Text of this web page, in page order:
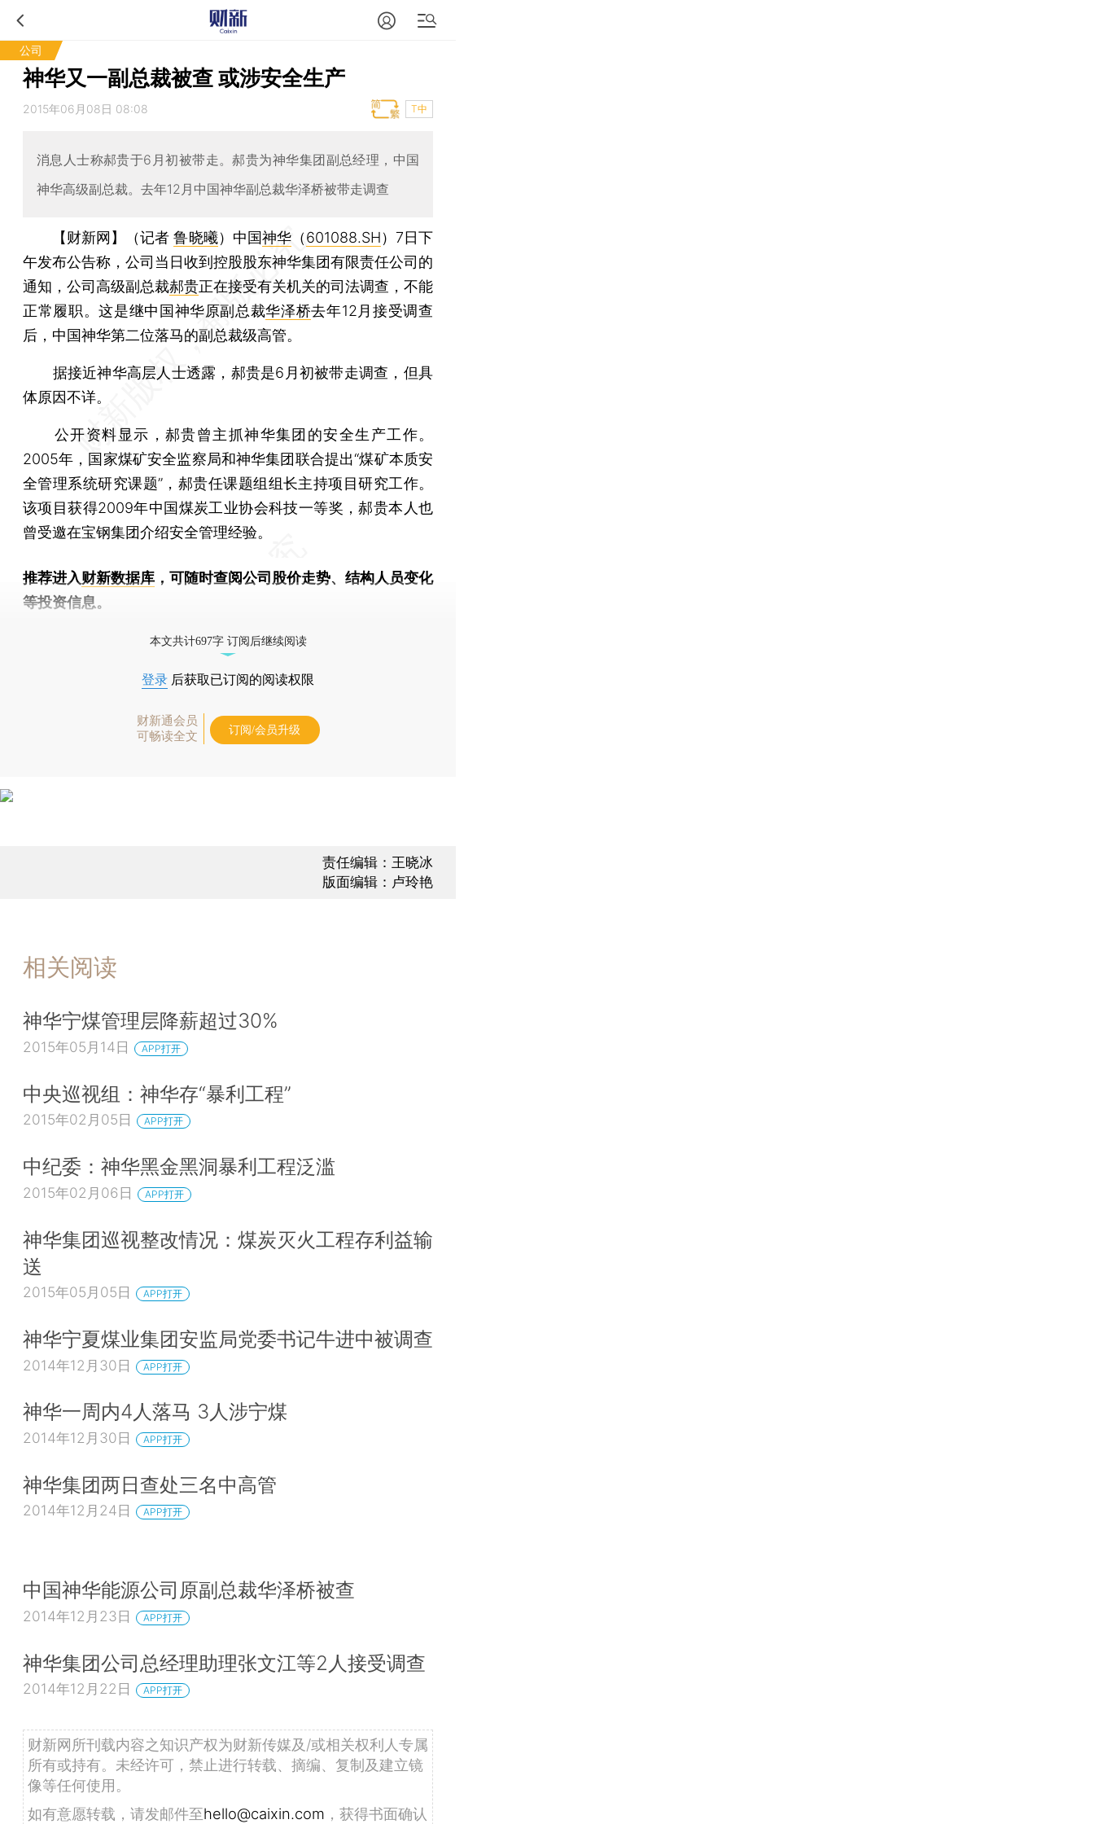
公司
神华又一副总裁被查 或涉安全生产
2015年06月08日 08:08 T中
消息人士称郝贵于6月初被带走。郝贵为神华集团副总经理，中国
神华高级副总裁。去年12月中国神华副总裁华泽桥被带走调查
【财新网】（记者鲁晓曦） 中国神华（601088.SH）7日下
午发布公告称，公司当日收到控股股东神华集团有限责任公司的
通知，公司高级副总裁郝贵正在接受有关机关的司法调查，不能
正常履职。这是继中国神华原副总裁华泽桥去年12月接受调查
后，中国神华第二位落马的副总裁级高管。
据接近神华高层人士透露，郝贵是6月初被带走调查，但具
体原因不详。
公开资料显示，郝贵曾主抓神华集团的安全生产工作。
2005年，国家煤矿安全监察局和神华集团联合提出“煤矿本质安
全管理系统研究课题”，郝贵任课题组组长主持项目研究工作。
该项目获得2009年中国煤炭工业协会科技一等奖，郝贵本人也
曾受邀在宝钢集团介绍安全管理经验。
推荐进入财新数据库 ，可随时查阅公司股价走势、结构人员变化
等投资信息。
本文共计697字 订阅后继续阅读
登录 后获取已订阅的阅读权限
财新通会员
可畅读全文
订阅/会员升级
责任编辑：王晓冰
版面编辑：卢玲艳
相关阅读
神华宁煤管理层降薪超过30%
2015年05月14日 APP打开
中央巡视组：神华存“暴利工程”
2015年02月05日 APP打开
中纪委：神华黑金黑洞暴利工程泛滥
2015年02月06日 APP打开
神华集团巡视整改情况：煤炭灭火工程存利益输
送
2015年05月05日 APP打开
神华宁夏煤业集团安监局党委书记牛进中被调查
2014年12月30日 APP打开
神华一周内4人落马 3人涉宁煤
2014年12月30日 APP打开
神华集团两日查处三名中高管
2014年12月24日 APP打开
中国神华能源公司原副总裁华泽桥被查
2014年12月23日 APP打开
神华集团公司总经理助理张文江等2人接受调查
2014年12月22日 APP打开
财新网所刊载内容之知识产权为财新传媒及/或相关权利人专属
所有或持有。未经许可，禁止进行转载、摘编、复制及建立镜
像等任何使用。
如有意愿转载，请发邮件至hello@caixin.com ，获得书面确认